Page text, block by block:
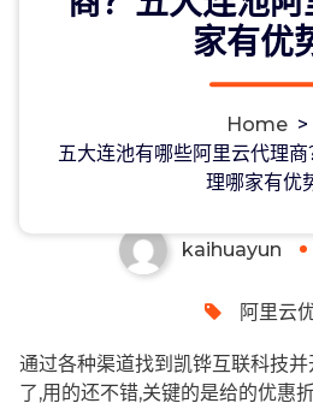
家有优
Home >
五大连池有哪些阿里云代理
理哪家有优
池阿里云代理哪家有优
kaihuayun
阿里云
通过各种渠道找到凯铧互联科技
了,用的还不错,关键的是给的优惠